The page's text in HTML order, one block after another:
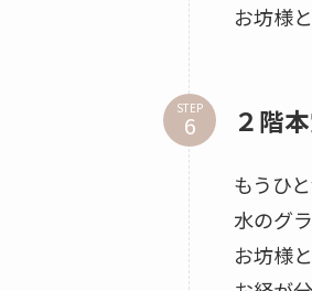
お坊様
STEP ２階
もうひ
水のグ
お坊様